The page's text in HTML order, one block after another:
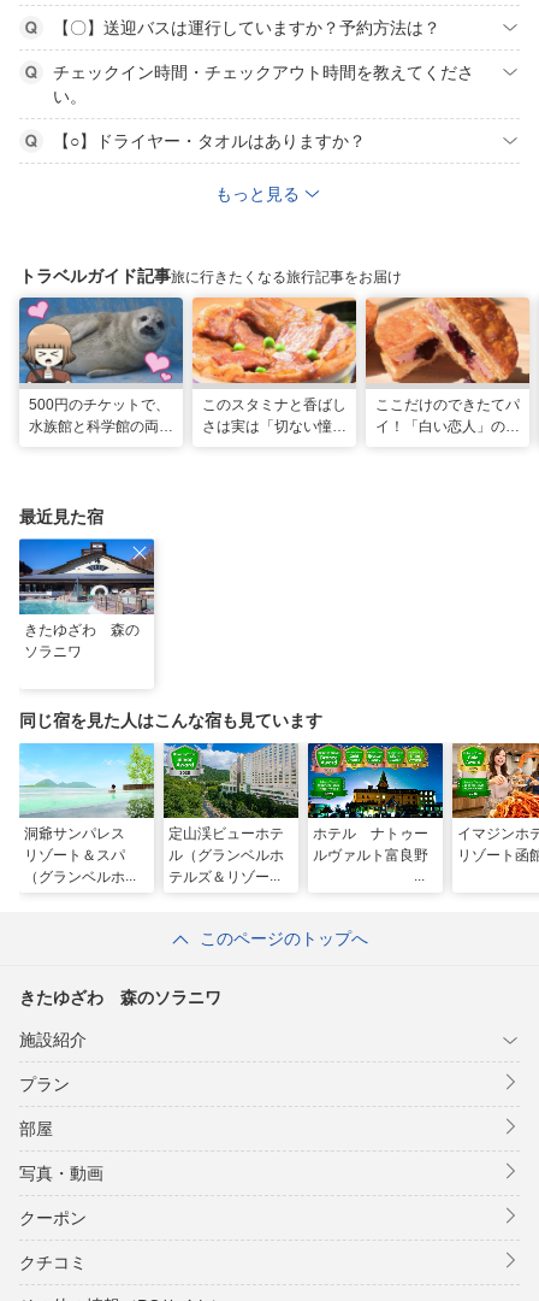
【〇】送迎バスは運行していますか？予約方法は？
チェックイン時間・チェックアウト時間を教えてくださ
い。
【○】ドライヤー・タオルはありますか？
もっと見る
トラベルガイド記事旅に行きたくなる旅行記事をお届け
500円のチケットで、
水族館と科学館の両方
このスタミナと香ばし
さは実は「切ない憧
ここだけのできたてパ
イ！「白い恋人」の石
最近見た宿
きたゆざわ 森の
ソラニワ
同じ宿を見た人はこんな宿も見ています
洞爺サンパレス
リゾート＆スパ
（グランベルホテ
定山渓ビューホテ
ル（グランベルホ
テルズ＆リゾー
ホテル ナトゥー
ルヴァルト富良野
イマジンホ
リゾート函
このページのトップへ
きたゆざわ 森のソラニワ
施設紹介
プラン
部屋
写真・動画
クーポン
クチコミ